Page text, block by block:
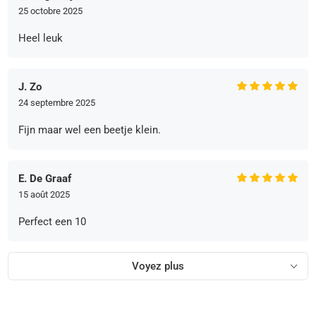
25 octobre 2025
Heel leuk
J. Zo
24 septembre 2025
Fijn maar wel een beetje klein.
E. De Graaf
15 août 2025
Perfect een 10
Voyez plus